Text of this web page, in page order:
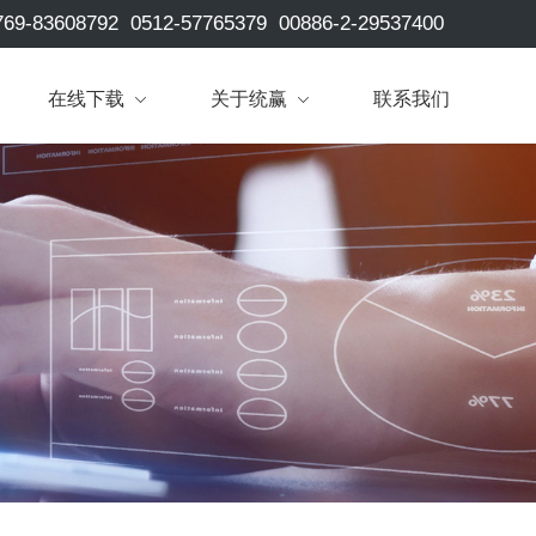
83608792 0512-57765379 00886-2-29537400
在线下载 关于统赢 联系我们